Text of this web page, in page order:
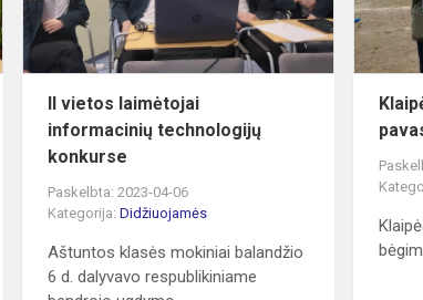
biologijos
olimpiados
Klaipėdos...
konkurse
II vietos laimėtojai
informacinių technologijų
konkurse
Paskelbta: 2023-04-06
Kategorija:Didžiuojamės
Aštuntos klasės mokiniai balandžio
6 d. dalyvavo respublikiniame